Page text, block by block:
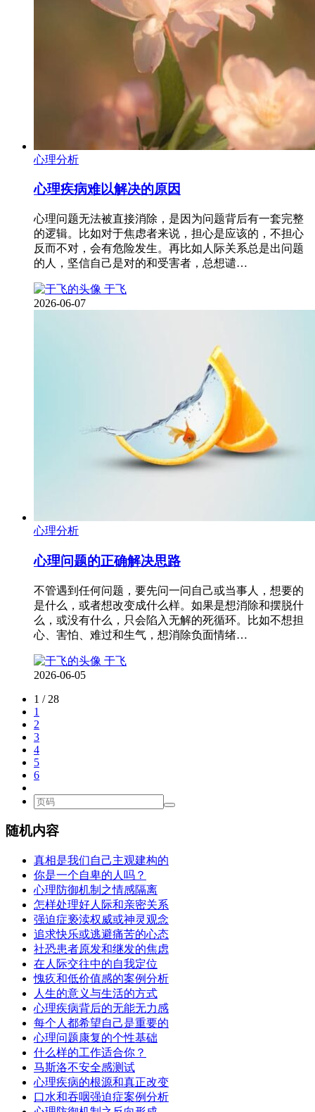
心理分析
心理疾病难以解决的原因
心理问题无法被直接消除，是因为问题背后有一套完整
的逻辑。比如对于焦虑者来说，担心是应该的，不担心
反而不对，会有危险发生。再比如人际关系总是出问题
的人，坚信自己是对的和受害者，总想谴…
于飞
2026-06-07
心理分析
心理问题的正确解决思路
不管遇到任何问题，要先问一问自己或当事人，想要的
是什么，或者想改变成什么样。如果是想消除和摆脱什
么，或没有什么，只会陷入无解的死循环。比如不想担
心、害怕、难过和生气，想消除负面情绪…
于飞
2026-06-05
1 / 28
1
2
3
4
5
6
随机内容
真相是我们自己主观建构的
你是一个自卑的人吗？
心理防御机制之情感隔离
怎样处理好人际和亲密关系
强迫症亵渎权威或神灵观念
追求快乐或逃避痛苦的心态
社恐患者原发和继发的焦虑
在人际交往中的自我定位
愧疚和低价值感的案例分析
人生的意义与生活的方式
心理疾病背后的无能无力感
每个人都希望自己是重要的
心理问题康复的个性基础
什么样的工作适合你？
马斯洛不安全感测试
心理疾病的根源和真正改变
口水和吞咽强迫症案例分析